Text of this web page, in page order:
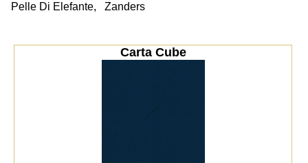
Pelle Di Elefante, Zanders
Carta Cube